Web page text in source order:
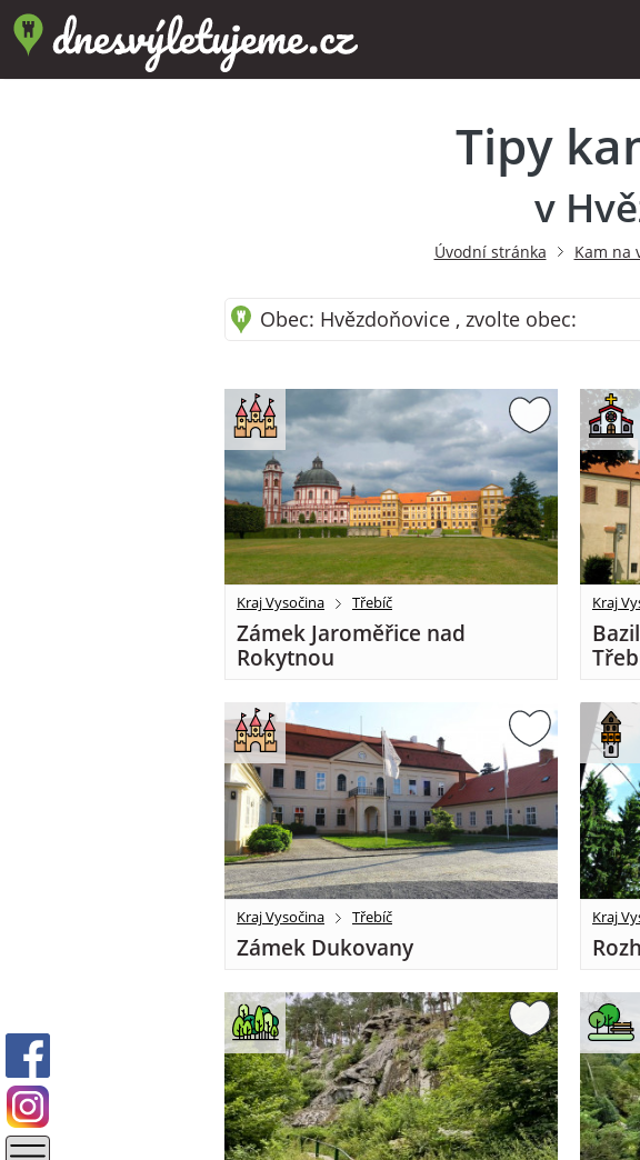
Tipy
v
Úvodní stránka Kam na
Obec: Hvězdoňovice , zvolte obec:
Kraj Vysočina Třebíč
Zámek Jaroměřice nad
Rokytnou
Kraj
Kraj Vysočina Třebíč
Zámek Dukovany
Kraj